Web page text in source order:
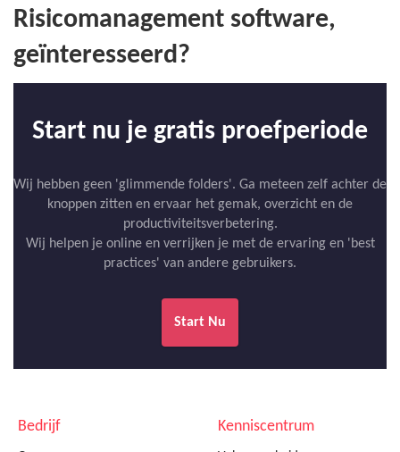
Risicomanagement software,
geïnteresseerd?
Start nu je gratis proefperiode
Wij hebben geen 'glimmende folders'. Ga meteen zelf achter de
knoppen zitten en ervaar het gemak, overzicht en de
productiviteitsverbetering.
Wij helpen je online en verrijken je met de ervaring en 'best
practices' van andere gebruikers.
Start Nu
Bedrijf Kenniscentrum